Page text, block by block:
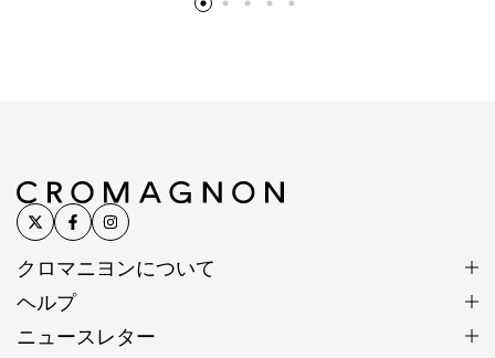
タンザナイトは1967年にタンザニアで発見された宝
石です。
透明感のある青紫の石に価値を見いだしたジュエリー
ブランドのティファニーは、産出国の名を取ってタン
ザナイトと名づけました。
キリマンジャロの麓にあるメレラニ鉱山が世界で唯一
クロマニヨンについて
ヘルプ
ニュースレター